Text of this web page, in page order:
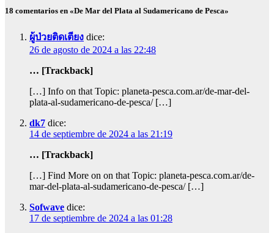
18 comentarios en «De Mar del Plata al Sudamericano de Pesca»
ผู้ป่วยติดเตียง dice:
26 de agosto de 2024 a las 22:48
… [Trackback]
[…] Info on that Topic: planeta-pesca.com.ar/de-mar-del-
plata-al-sudamericano-de-pesca/ […]
dk7 dice:
14 de septiembre de 2024 a las 21:19
… [Trackback]
[…] Find More on on that Topic: planeta-pesca.com.ar/de-
mar-del-plata-al-sudamericano-de-pesca/ […]
Sofwave dice:
17 de septiembre de 2024 a las 01:28